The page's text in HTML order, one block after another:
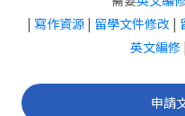
| 寫作資源 | 留學文件修改 |
英文編修|
申請